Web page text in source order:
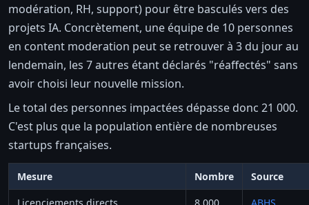
modération, RH, support) pour être basculés vers des
projets IA. Concrètement, une équipe de 10 personnes
en content moderation peut se retrouver à 3 du jour au
lendemain, les 7 autres étant déclarés "réaffectés" sans
avoir choisi leur nouvelle mission.
Le total des personnes impactées dépasse donc 21 000.
C'est plus que la population entière de nombreuses
startups françaises.
Mesure Nombre
Source